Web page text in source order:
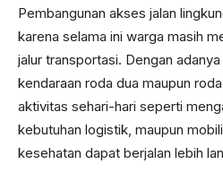
Pembangunan akses jalan
karena selama ini warga masih
jalur transportasi. Dengan
kendaraan roda dua maupun
aktivitas sehari-hari seperti
kebutuhan logistik, maupun
kesehatan dapat berjalan lebih